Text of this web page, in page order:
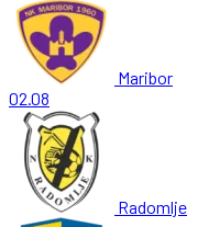
Maribor
02.08
Radomlje